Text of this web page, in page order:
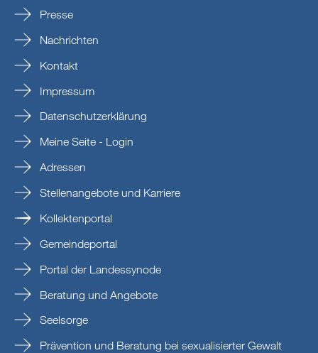
Presse
Nachrichten
Kontakt
Impressum
Datenschutzerklärung
Meine Seite - Login
Adressen
Stellenangebote und Karriere
Kollektenportal
Gemeindeportal
Portal der Landessynode
Beratung und Angebote
Seelsorge
Prävention und Beratung bei sexualisierter Gewalt